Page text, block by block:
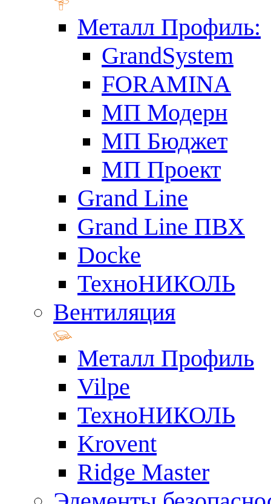
Металл Профиль:
GrandSystem
FORAMINA
МП Модерн
МП Бюджет
МП Проект
Grand Line
Grand Line ПВХ
Docke
ТехноНИКОЛЬ
Вентиляция
Металл Профиль
Vilpe
ТехноНИКОЛЬ
Krovent
Ridge Master